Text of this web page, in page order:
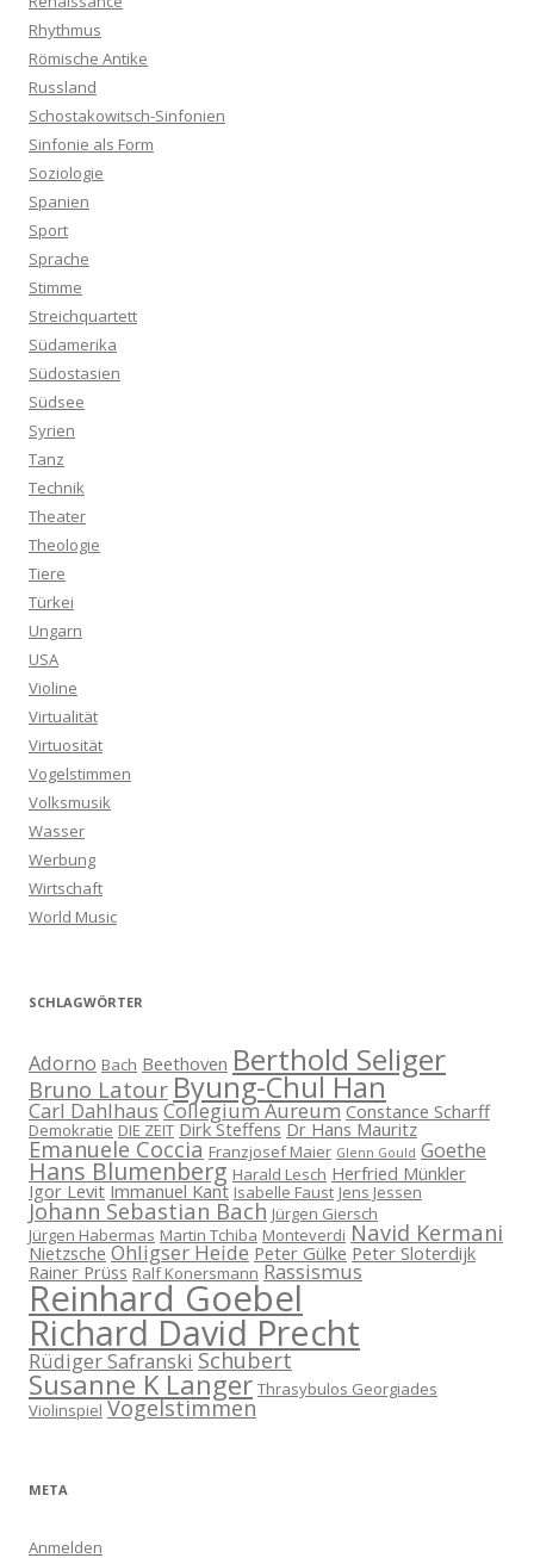
Rhythmus
Römische Antike
Russland
Schostakowitsch-Sinfonien
Sinfonie als Form
Soziologie
Spanien
Sport
Sprache
Stimme
Streichquartett
Südamerika
Südostasien
Südsee
Syrien
Tanz
Technik
Theater
Theologie
Tiere
Türkei
Ungarn
USA
Violine
Virtualität
Virtuosität
Vogelstimmen
Volksmusik
Wasser
Werbung
Wirtschaft
World Music
SCHLAGWÖRTER
Adorno Bach Beethoven Berthold Seliger
Bruno Latour Byung-Chul Han
Carl Dahlhaus Collegium Aureum Constance Scharff
Demokratie DIE ZEIT Dirk Steffens Dr Hans Mauritz
Emanuele Coccia Franzjosef Maier Glenn Gould Goethe
Hans Blumenberg Harald Lesch Herfried Münkler
Igor Levit Immanuel Kant Isabelle Faust Jens Jessen
Johann Sebastian Bach Jürgen Giersch
Jürgen Habermas Martin Tchiba Monteverdi Navid Kermani
Nietzsche Ohligser Heide Peter Gülke Peter Sloterdijk
Rainer Prüss Ralf Konersmann Rassismus
Reinhard Goebel
Richard David Precht
Rüdiger Safranski Schubert
Susanne K Langer Thrasybulos Georgiades
Violinspiel Vogelstimmen
META
Anmelden